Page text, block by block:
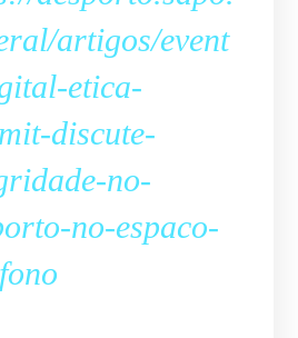
artigos/event
etica-
discute-
no-
no-espaco-